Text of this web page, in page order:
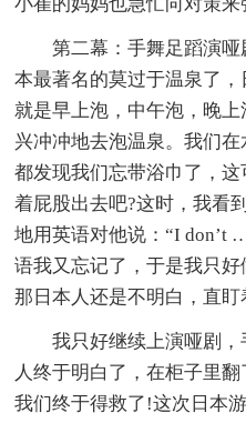
小崔的妈妈也急忙向对策来
第二幕：手舞足蹈演哑
本最著名的莫过于温泉了，
就是早上泡，中午泡，晚
兴冲冲地去泡温泉。我们
都发现我们忘带浴巾了，
着屁股出去吧?这时，我看
地用英语对他说：“I don’t
语我又忘记了，于是我只
那日本人还是不明白，直盯
我只好继续上演哑剧，
人终于明白了，在柜子里
我们终于得救了!这次日本